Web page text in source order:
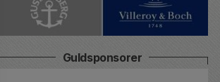
Guldsponsorer